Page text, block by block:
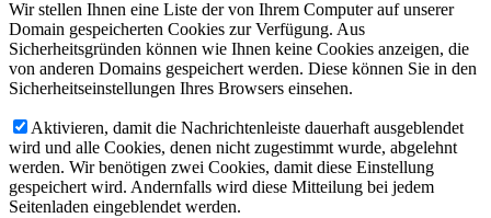
Wir stellen Ihnen eine Liste der von Ihrem Computer auf unserer
Domain gespeicherten Cookies zur Verfügung. Aus
Sicherheitsgründen können wie Ihnen keine Cookies anzeigen, die
von anderen Domains gespeichert werden. Diese können Sie in den
Sicherheitseinstellungen Ihres Browsers einsehen.
Aktivieren, damit die Nachrichtenleiste dauerhaft ausgeblendet
wird und alle Cookies, denen nicht zugestimmt wurde, abgelehnt
werden. Wir benötigen zwei Cookies, damit diese Einstellung
gespeichert wird. Andernfalls wird diese Mitteilung bei jedem
Seitenladen eingeblendet werden.